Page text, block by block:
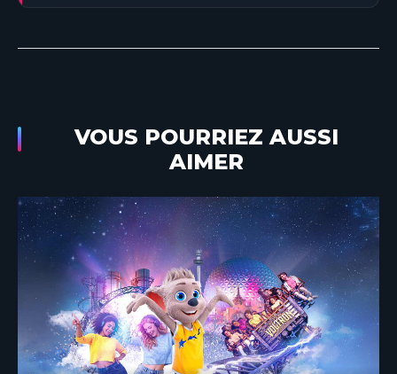
VOUS POURRIEZ AUSSI
AIMER